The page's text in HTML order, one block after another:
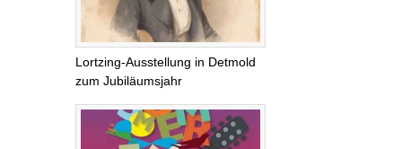
Lortzing-Ausstellung in Detmold
zum Jubiläumsjahr